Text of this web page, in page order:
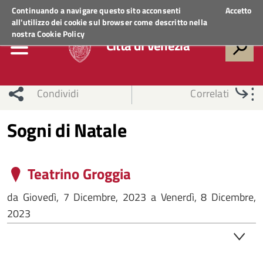
Continuando a navigare questo sito acconsenti
all'utilizzo dei cookie sul browser come descritto nella
nostraCookie Policy
Accetto
Regione VenetoACCEDI AI SERVIZI
Città di Venezia
Condividi Correlati
Sogni di Natale
Teatrino Groggia
da Giovedì, 7 Dicembre, 2023 a Venerdì, 8 Dicembre,
2023